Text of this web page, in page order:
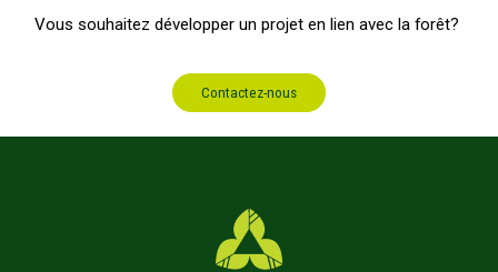
Vous souhaitez développer un projet en lien avec la forêt?
Contactez-nous